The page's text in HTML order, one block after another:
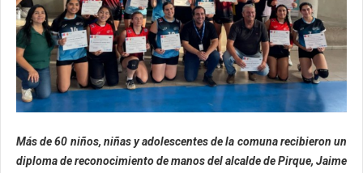
Más de 60 niños, niñas y adolescentes de la comuna recibieron un
diploma de reconocimiento de manos del alcalde de Pirque, Jaime